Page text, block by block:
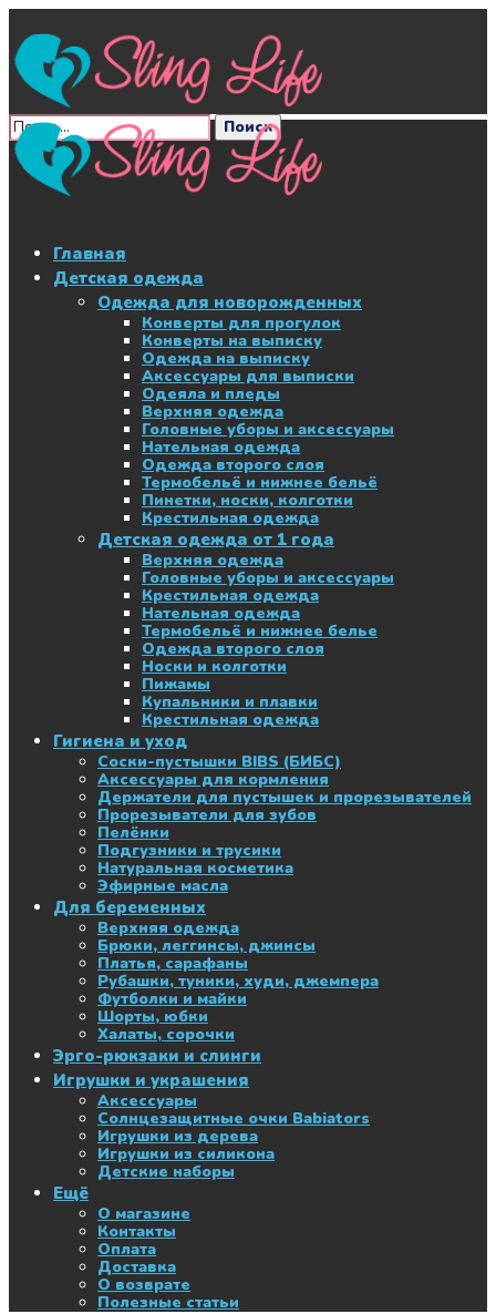
Главная
Детская одежда
Одежда для новорожденных
Конверты для прогулок
Конверты на выписку
Одежда на выписку
Аксессуары для выписки
Одеяла и пледы
Верхняя одежда
Головные уборы и аксессуары
Нательная одежда
Одежда второго слоя
Термобельё и нижнее бельё
Пинетки, носки, колготки
Крестильная одежда
Детская одежда от 1 года
Верхняя одежда
Головные уборы и аксессуары
Крестильная одежда
Нательная одежда
Термобельё и нижнее белье
Одежда второго слоя
Носки и колготки
Пижамы
Купальники и плавки
Крестильная одежда
Гигиена и уход
Соски-пустышки BIBS (БИБС)
Аксессуары для кормления
Держатели для пустышек и прорезывателей
Прорезыватели для зубов
Пелёнки
Подгузники и трусики
Натуральная косметика
Эфирные масла
Для беременных
Верхняя одежда
Брюки, леггинсы, джинсы
Платья, сарафаны
Рубашки, туники, худи, джемпера
Футболки и майки
Шорты, юбки
Халаты, сорочки
Эрго-рюкзаки и слинги
Игрушки и украшения
Аксессуары
Солнцезащитные очки Babiators
Игрушки из дерева
Игрушки из силикона
Детские наборы
Ещё
О магазине
Контакты
Оплата
Доставка
О возврате
Полезные статьи